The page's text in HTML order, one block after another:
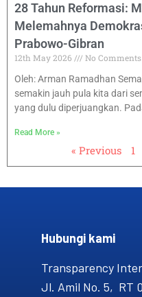
28 Tahun Reformasi:
Melemahnya
Prabowo-Gibran
12th May 2026
No Comments
Oleh: Arman Ramadhan
semakin jauh pula kita dari
yang dulu diperjuangkan.
Read More »
« Previous 1
Hubungi kami​
Transparency
Jl. Amil No. 5, RT